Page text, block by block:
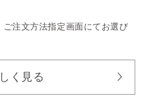
ご注文方法指定画面にてお選び
く見る